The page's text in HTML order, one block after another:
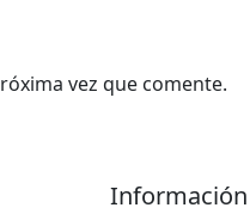
vez que comente.
Información